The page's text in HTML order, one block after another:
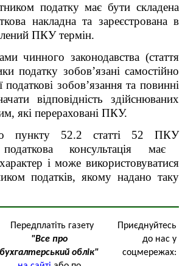
податку має бути складена
накладна та зареєстрована в
ПКУ термін.
чинного законодавства (стаття
податку зобов’язані самостійно
податкові зобов’язання та повинні
відповідність здійснюваних
які перераховані ПКУ.
пункту
52.2 статті
52 ПКУ
податкова консультація має
і може використовуватися
податків, якому надано таку
Передплатіть газету
"Все про
бухгалтерський облік"
Приєднуйтесь
до нас у
соцмережах: